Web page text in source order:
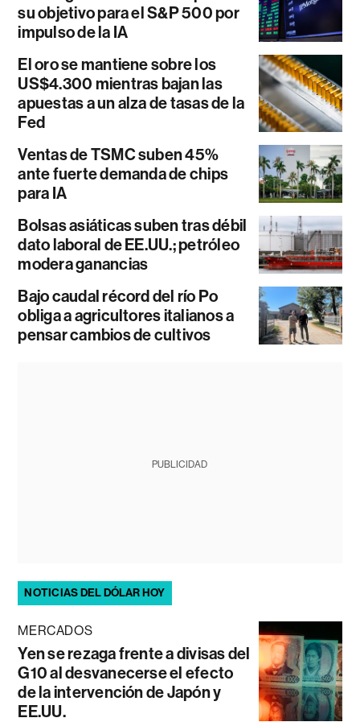
su objetivo para el S&P 500 por
impulso de la IA
El oro se mantiene sobre los
US$4.300 mientras bajan las
apuestas a un alza de tasas de la
Fed
Ventas de TSMC suben 45%
ante fuerte demanda de chips
para IA
Bolsas asiáticas suben tras débil
dato laboral de EE.UU.; petróleo
modera ganancias
Bajo caudal récord del río Po
obliga a agricultores italianos a
pensar cambios de cultivos
PUBLICIDAD
NOTICIAS DEL DÓLAR HOY
MERCADOS
Yen se rezaga frente a divisas del
G10 al desvanecerse el efecto
de la intervención de Japón y
EE.UU.